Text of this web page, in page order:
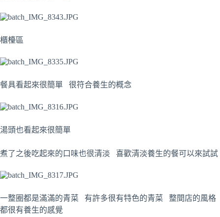
櫃檯區
餐具看起來很簡單 很符合養生的概念
湯頭也看起來很簡單
煮了之後吃起來的口味也很清淡 喜歡清淡養生的餐可以來試試
一整圈都是滿滿的青菜 有許多很有特色的青菜 整間店的風格
都很有養生的感覺